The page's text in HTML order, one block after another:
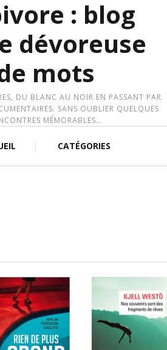
: blog
dévoreuse
mots
DU BLANC AU NOIR EN PASSANT PAR
SANS OUBLIER QUELQUES
MÉMORABLES…
CATÉGORIES
LIRE LA SUITE LIRE LA SUITE